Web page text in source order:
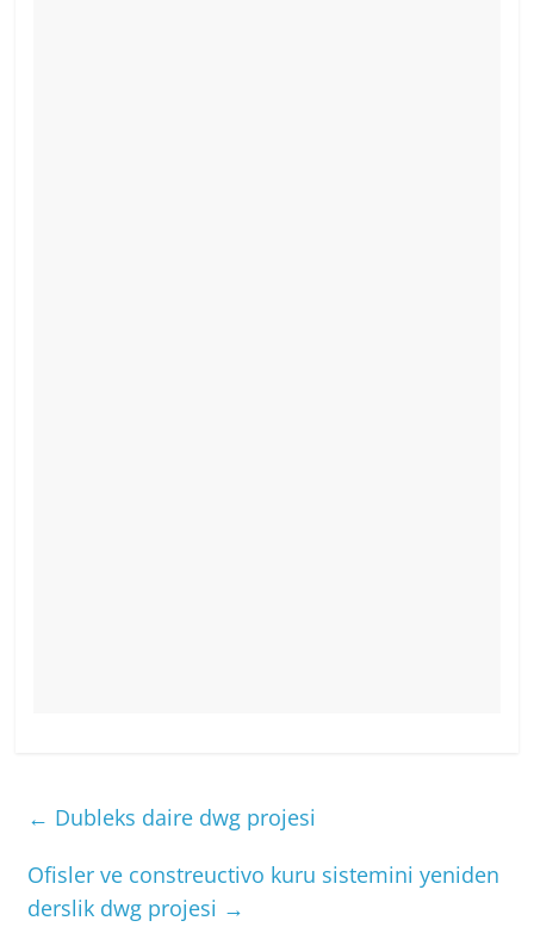
← Dubleks daire dwg projesi
Ofisler ve constreuctivo kuru sistemini yeniden
derslik dwg projesi →